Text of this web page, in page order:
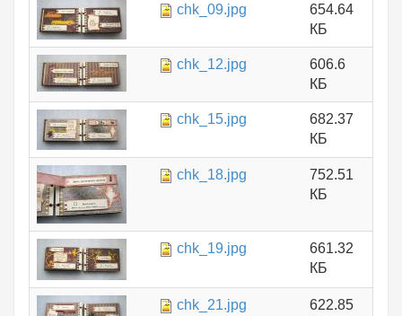
chk_09.jpg
654.64
КБ
chk_12.jpg
606.6
КБ
chk_15.jpg
682.37
КБ
chk_18.jpg
752.51
КБ
chk_19.jpg
661.32
КБ
chk_21.jpg
622.85